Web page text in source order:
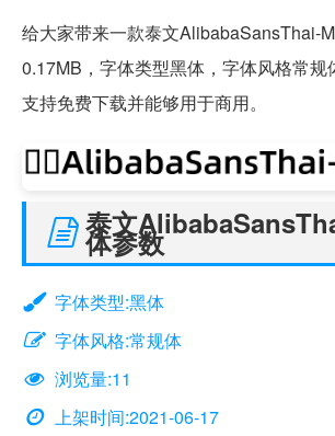
给大家带来一款泰文AlibabaSansThai-
0.17MB，字体类型黑体，字体风格常规
支持免费下载并能够用于商用。
泰文
体参数
字体类型:黑体
字体风格:常规体
浏览量:11
上架时间:2021-06-17